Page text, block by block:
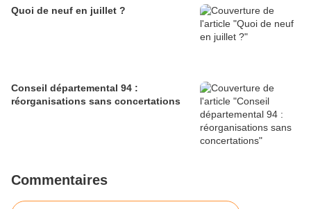
Quoi de neuf en juillet ?
Conseil départemental 94 :
réorganisations sans concertations
Commentaires